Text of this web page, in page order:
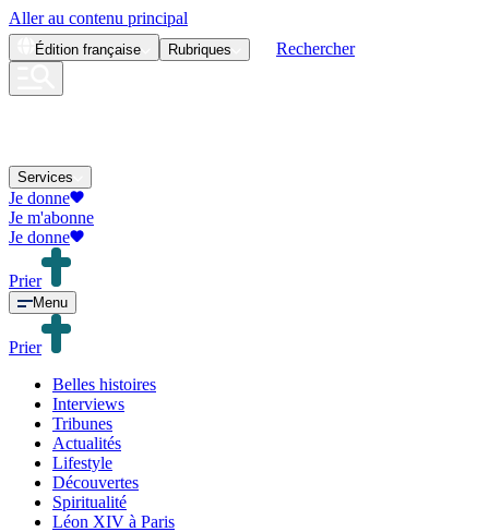
Aller au contenu principal
Édition française Rubriques Rechercher
Services
Je donne
Je m'abonne
Je donne
Prier
Menu
Prier
Belles histoires
Interviews
Tribunes
Actualités
Lifestyle
Découvertes
Spiritualité
Léon XIV à Paris